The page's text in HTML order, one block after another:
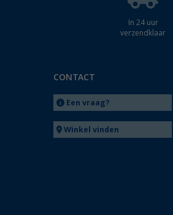
In 24 uur
verzendklaar
CONTACT
Een vraag?
Winkel vinden